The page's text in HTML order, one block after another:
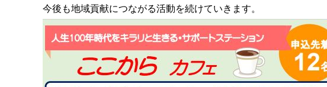
今後も地域貢献につながる活動を続けていきます。